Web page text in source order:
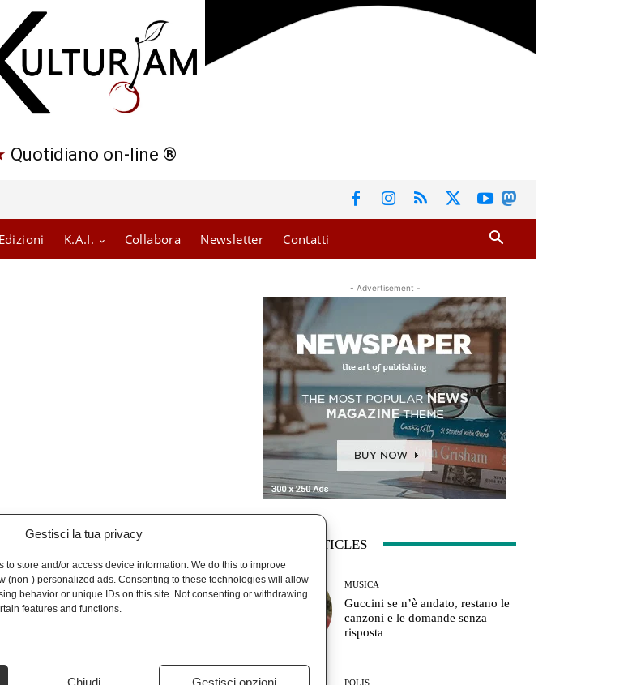
Gestisci la tua privacy
store and/or access device information. We do this to improve
(non-) personalized ads. Consenting to these technologies will allow
behavior or unique IDs on this site. Not consenting or withdrawing
features and functions.
Chiudi Gestisci opzioni
Quotidiano on-line ®
K.A.I. Collabora Newsletter Contatti
- Advertisement -
LATEST ARTICLES
MUSICA
Guccini se n’è andato, restano le
canzoni e le domande senza
risposta
POLIS